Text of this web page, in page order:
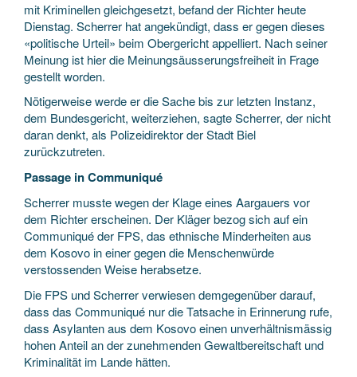
mit Kriminellen gleichgesetzt, befand der Richter heute
Dienstag. Scherrer hat angekündigt, dass er gegen dieses
«politische Urteil» beim Obergericht appelliert. Nach seiner
Meinung ist hier die Meinungsäusserungsfreiheit in Frage
gestellt worden.
Nötigerweise werde er die Sache bis zur letzten Instanz,
dem Bundesgericht, weiterziehen, sagte Scherrer, der nicht
daran denkt, als Polizeidirektor der Stadt Biel
zurückzutreten.
Passage in Communiqué
Scherrer musste wegen der Klage eines Aargauers vor
dem Richter erscheinen. Der Kläger bezog sich auf ein
Communiqué der FPS, das ethnische Minderheiten aus
dem Kosovo in einer gegen die Menschenwürde
verstossenden Weise herabsetze.
Die FPS und Scherrer verwiesen demgegenüber darauf,
dass das Communiqué nur die Tatsache in Erinnerung rufe,
dass Asylanten aus dem Kosovo einen unverhältnismässig
hohen Anteil an der zunehmenden Gewaltbereitschaft und
Kriminalität im Lande hätten.